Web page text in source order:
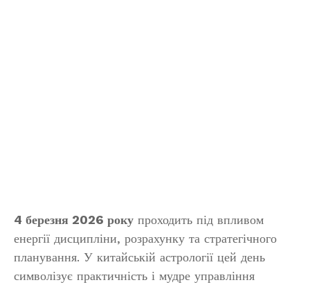
4 березня 2026 року проходить під впливом
енергії дисципліни, розрахунку та стратегічного
планування. У китайській астрології цей день
символізує практичність і мудре управління